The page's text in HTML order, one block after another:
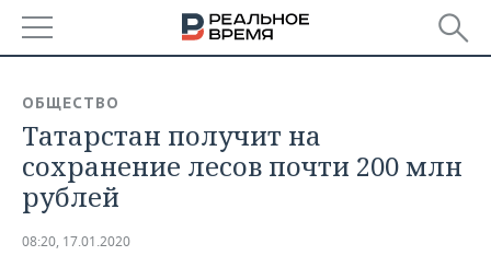
БАШКОРТОСТАН
ТАТАРСТАН
НОВОСТИ
АНАЛИТИКА
ОБЩЕСТВО
Татарстан получит на
сохранение лесов почти 200 млн
рублей
08:20, 17.01.2020